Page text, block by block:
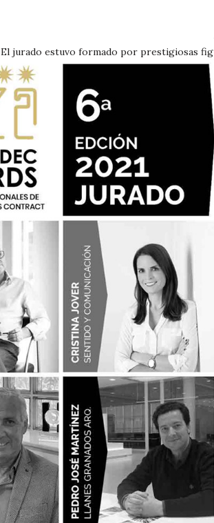
El jurado estuvo formado por prestigiosas